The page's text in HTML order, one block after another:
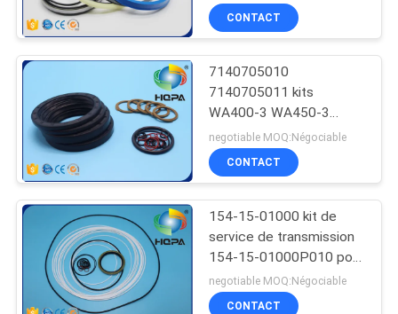
D155AX-3 D155AX-5
CONTACT
7140705010
7140705011 kits
WA400-3 WA450-3
WA470-3 de joint de
7140705012
excavatrices
negotiable MOQ:Négociable
CONTACT
154-15-01000 kit de
service de transmission
154-15-01000P010 pour
Shantui SD23
negotiable MOQ:Négociable
CONTACT